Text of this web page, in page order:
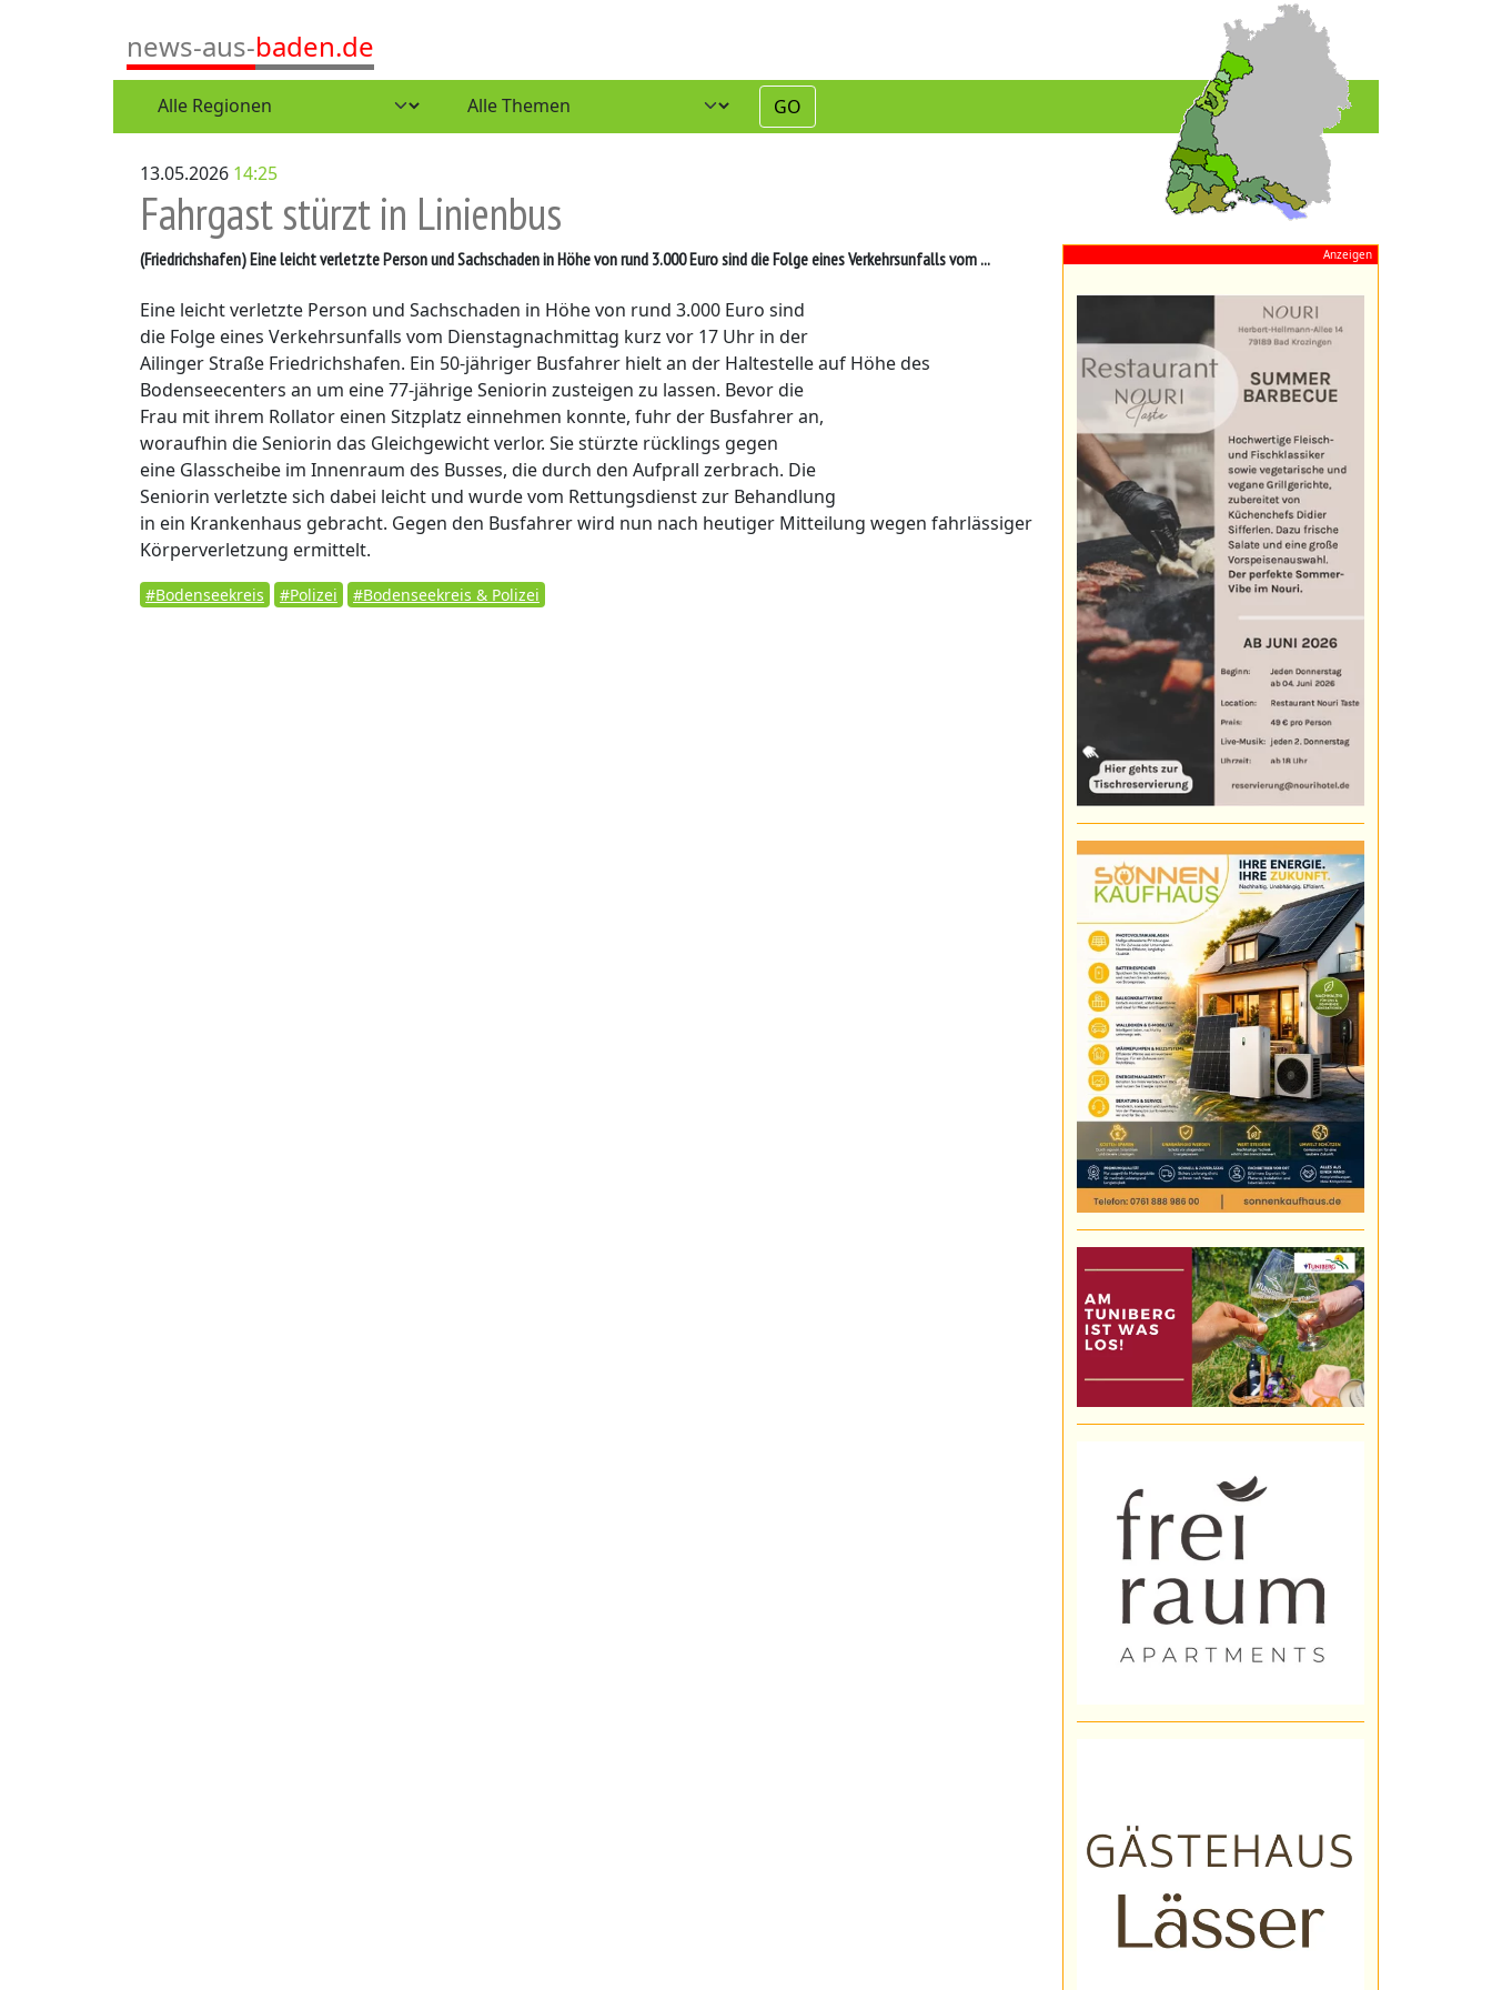
news-aus-baden.de
GO
13.05.2026 14:25
Fahrgast stürzt in Linienbus
(Friedrichshafen)Eine leicht verletzte Person und Sachschaden in Höhe von rund 3.000 Euro sind die Folge eines Verkehrsunfalls vom ...
Eine leicht verletzte Person und Sachschaden in Höhe von rund 3.000 Euro sind
die Folge eines Verkehrsunfalls vom Dienstagnachmittag kurz vor 17 Uhr in der
Ailinger Straße Friedrichshafen. Ein 50-jähriger Busfahrer hielt an der Haltestelle auf Höhe des
Bodenseecenters an um eine 77-jährige Seniorin zusteigen zu lassen. Bevor die
Frau mit ihrem Rollator einen Sitzplatz einnehmen konnte, fuhr der Busfahrer an,
woraufhin die Seniorin das Gleichgewicht verlor. Sie stürzte rücklings gegen
eine Glasscheibe im Innenraum des Busses, die durch den Aufprall zerbrach. Die
Seniorin verletzte sich dabei leicht und wurde vom Rettungsdienst zur Behandlung
in ein Krankenhaus gebracht. Gegen den Busfahrer wird nun nach heutiger Mitteilung wegen fahrlässiger
Körperverletzung ermittelt.
#Bodenseekreis #Polizei #Bodenseekreis & Polizei
Anzeigen